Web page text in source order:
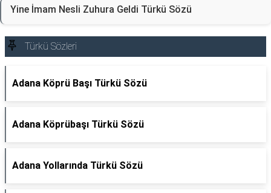
Yine İmam Nesli Zuhura Geldi Türkü Sözü
Türkü Sözleri
Adana Köprü Başı Türkü Sözü
Adana Köprübaşı Türkü Sözü
Adana Yollarında Türkü Sözü